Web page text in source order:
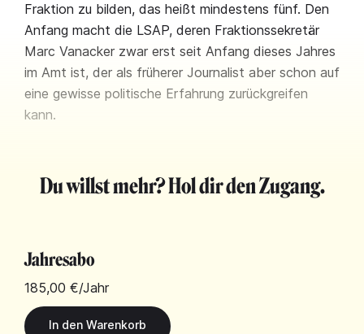
Fraktion zu bilden, das heißt mindestens fünf. Den
Anfang macht die LSAP, deren Fraktionssekretär
Marc Vanacker zwar erst seit Anfang dieses Jahres
im Amt ist, der als früherer Journalist aber schon auf
eine gewisse politische Erfahrung zurückgreifen
kann.
Du willst mehr? Hol dir den Zugang.
Jahresabo
185,00 €/Jahr